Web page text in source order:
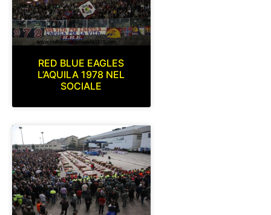
RED BLUE EAGLES
L’AQUILA 1978 NEL
SOCIALE